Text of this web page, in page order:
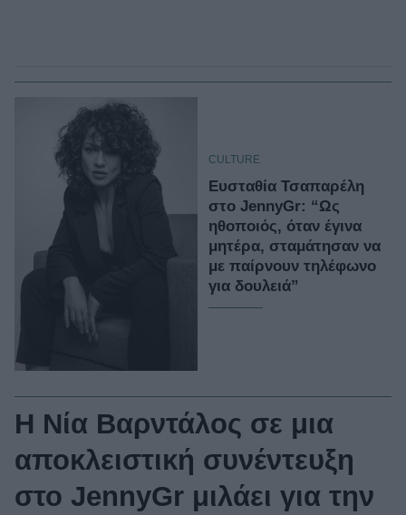
CULTURE
Ευσταθία Τσαπαρέλη
στο JennyGr: “Ως
ηθοποιός, όταν έγινα
μητέρα, σταμάτησαν να
με παίρνουν τηλέφωνο
για δουλειά”
H Νία Βαρντάλος σε μια
αποκλειστική συνέντευξη
στο JennyGr μιλάει για την